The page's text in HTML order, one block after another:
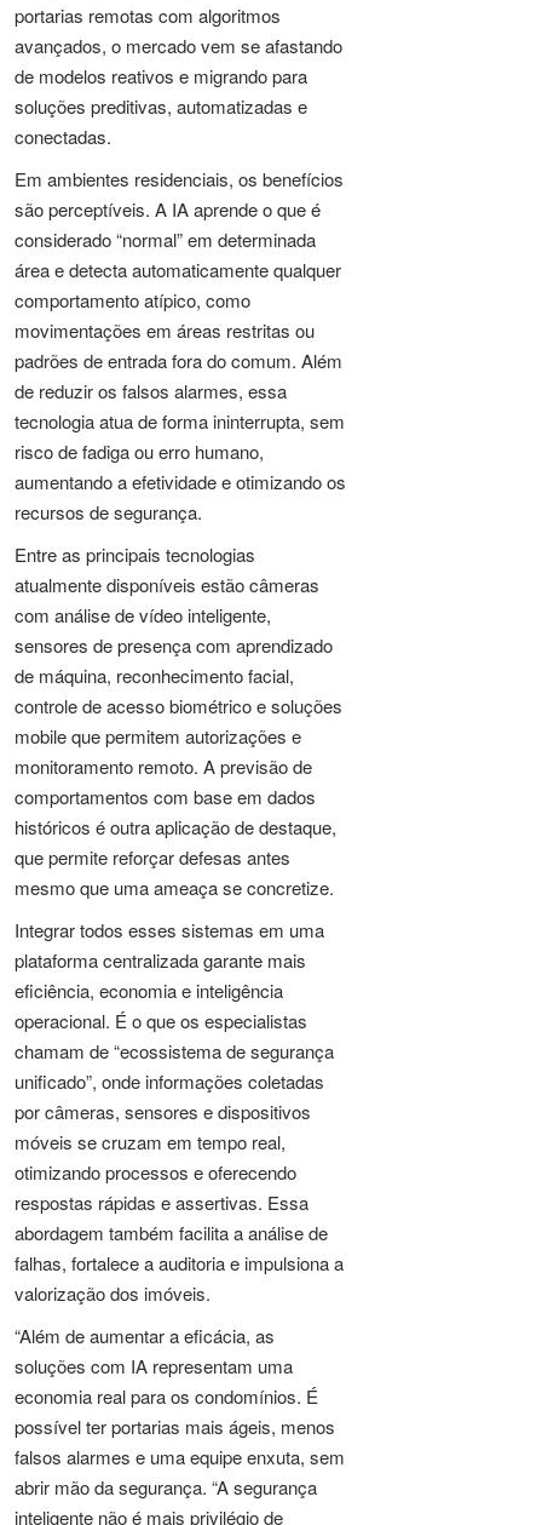
portarias remotas com algoritmos
avançados, o mercado vem se afastando
de modelos reativos e migrando para
soluções preditivas, automatizadas e
conectadas.
Em ambientes residenciais, os benefícios
são perceptíveis. A IA aprende o que é
considerado “normal” em determinada
área e detecta automaticamente qualquer
comportamento atípico, como
movimentações em áreas restritas ou
padrões de entrada fora do comum. Além
de reduzir os falsos alarmes, essa
tecnologia atua de forma ininterrupta, sem
risco de fadiga ou erro humano,
aumentando a efetividade e otimizando os
recursos de segurança.
Entre as principais tecnologias
atualmente disponíveis estão câmeras
com análise de vídeo inteligente,
sensores de presença com aprendizado
de máquina, reconhecimento facial,
controle de acesso biométrico e soluções
mobile que permitem autorizações e
monitoramento remoto. A previsão de
comportamentos com base em dados
históricos é outra aplicação de destaque,
que permite reforçar defesas antes
mesmo que uma ameaça se concretize.
Integrar todos esses sistemas em uma
plataforma centralizada garante mais
eficiência, economia e inteligência
operacional. É o que os especialistas
chamam de “ecossistema de segurança
unificado”, onde informações coletadas
por câmeras, sensores e dispositivos
móveis se cruzam em tempo real,
otimizando processos e oferecendo
respostas rápidas e assertivas. Essa
abordagem também facilita a análise de
falhas, fortalece a auditoria e impulsiona a
valorização dos imóveis.
“Além de aumentar a eficácia, as
soluções com IA representam uma
economia real para os condomínios. É
possível ter portarias mais ágeis, menos
falsos alarmes e uma equipe enxuta, sem
abrir mão da segurança. “A segurança
inteligente não é mais privilégio de